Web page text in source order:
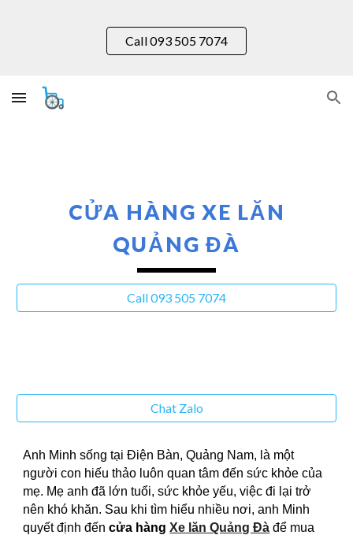
Skip to main content Skip to navigation
Call 093 505 7074
CỬA HÀNG XE LĂN
QUẢNG ĐÀ
Call 093 505 7074
Chat Zalo
Anh Minh sống tại Điện Bàn, Quảng Nam, là một
người con hiếu thảo luôn quan tâm đến sức khỏe của
mẹ. Mẹ anh đã lớn tuổi, sức khỏe yếu, việc đi lại trở
nên khó khăn. Sau khi tìm hiểu nhiều nơi, anh Minh
quyết định đếncửa hàngXe lăn Quảng Đà để mua